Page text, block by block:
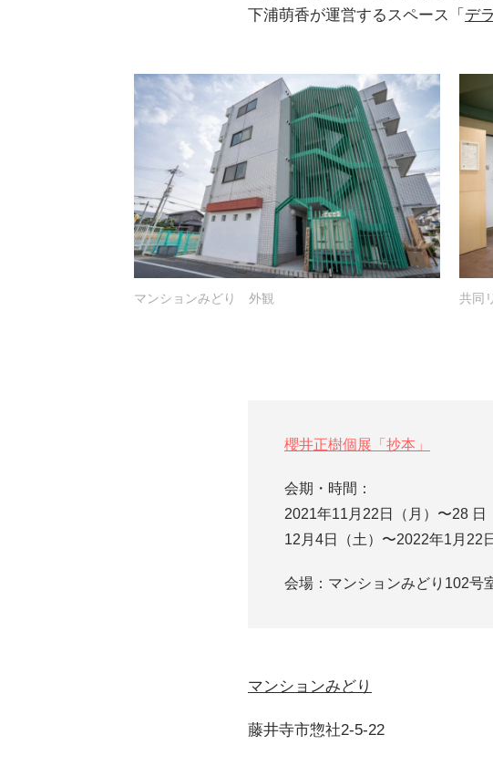
下浦萌香が運営するスペース「 デ
マンションみどり 外観 共同
櫻井正樹個展「抄本」
会期・時間：
2021年11月22日（月）〜28 日
12月4日（土）〜2022年1月
会場：マンションみどり102号
マンションみどり
藤井寺市惣社2-5-22